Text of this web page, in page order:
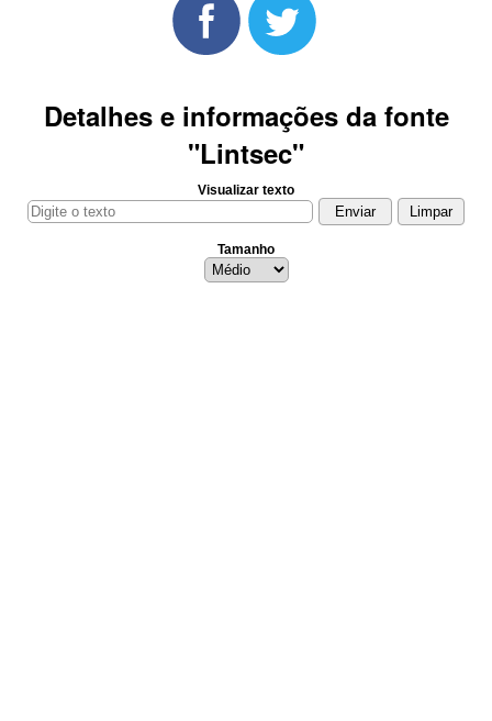
Detalhes e informações da fonte
"Lintsec"
Visualizar texto
Tamanho